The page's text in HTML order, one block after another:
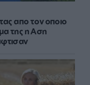
απο τον οποιο
της η Αση